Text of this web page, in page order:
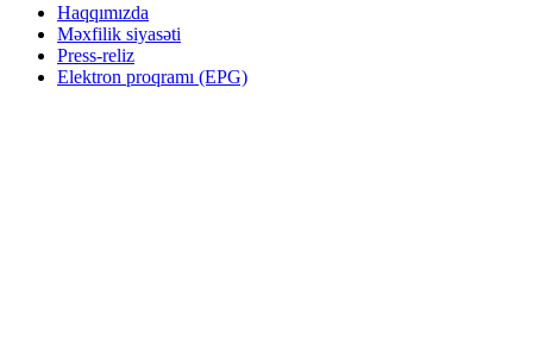
Haqqımızda
Məxfilik siyasəti
Press-reliz
Elektron proqramı (EPG)